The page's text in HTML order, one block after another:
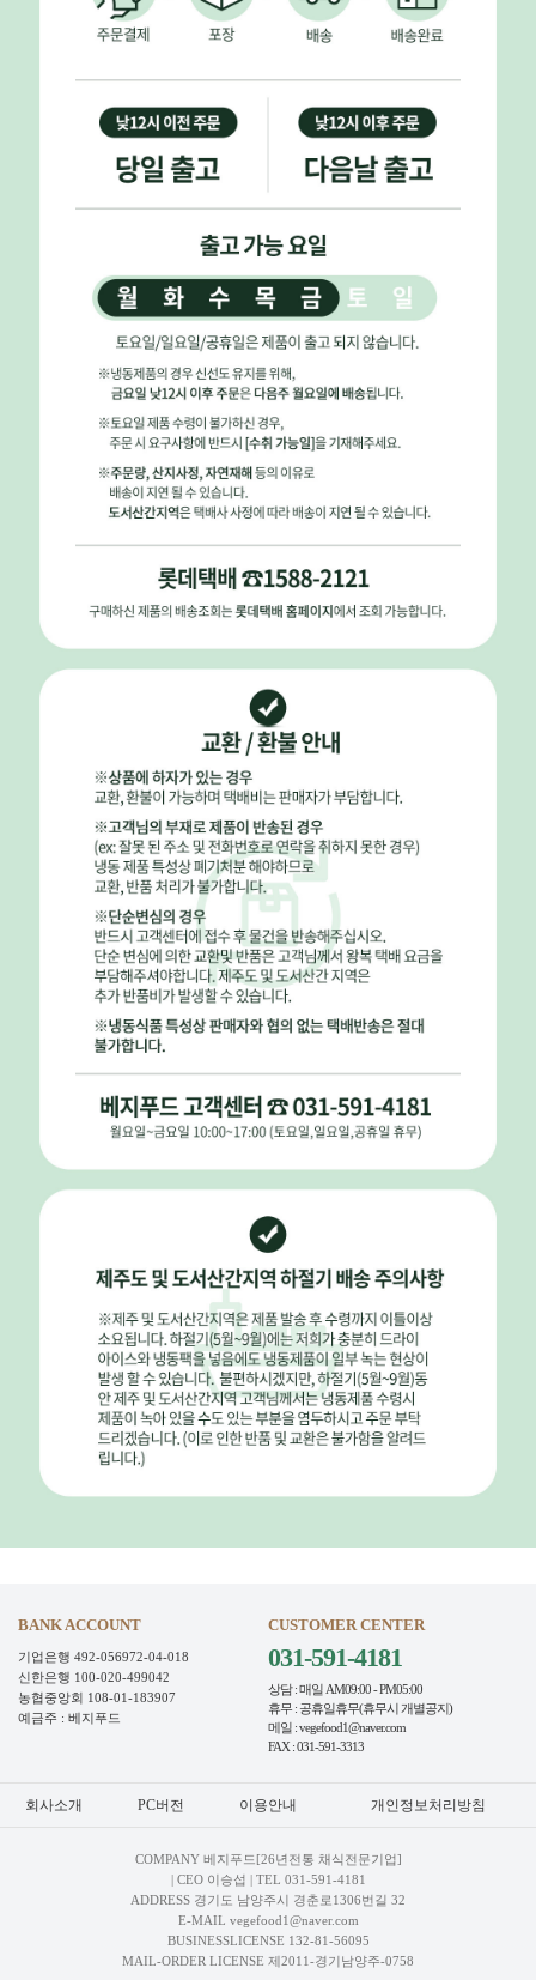
BANK ACCOUNT
기업은행 492-056972-04-018
신한은행 100-020-499042
농협중앙회 108-01-183907
예금주 : 베지푸드
CUSTOMER CENTER
031-591-4181
상담 : 매일 AM09:00 - PM05:00
휴무 : 공휴일휴무(휴무시 개별공지)
메일 : vegefood1@naver.com
FAX : 031-591-3313
회사소개 PC버전 이용안내 개인정보처리방침
COMPANY 베지푸드[26년전통 채식전문기업]
| CEO 이승섭 | TEL 031-591-4181
ADDRESS 경기도 남양주시 경춘로1306번길 32
E-MAIL vegefood1@naver.com
BUSINESSLICENSE 132-81-56095
MAIL-ORDER LICENSE 제2011-경기남양주-0758